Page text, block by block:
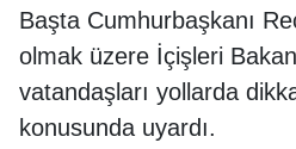
Başta Cumhurbaşkanı
olmak üzere İçişleri
vatandaşları yollarda
konusunda uyardı.